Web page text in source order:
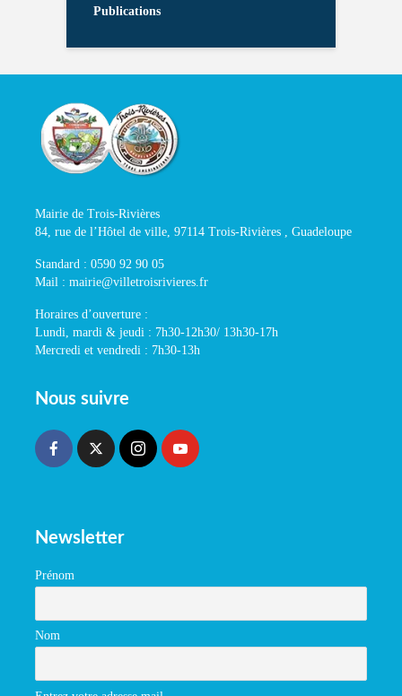
Publications
Mairie de Trois-Rivières
84, rue de l’Hôtel de ville, 97114 Trois-Rivières , Guadeloupe
Standard : 0590 92 90 05
Mail : mairie@villetroisrivieres.fr
Horaires d’ouverture :
Lundi, mardi & jeudi : 7h30-12h30/ 13h30-17h
Mercredi et vendredi : 7h30-13h
Nous suivre
Newsletter
Prénom
Nom